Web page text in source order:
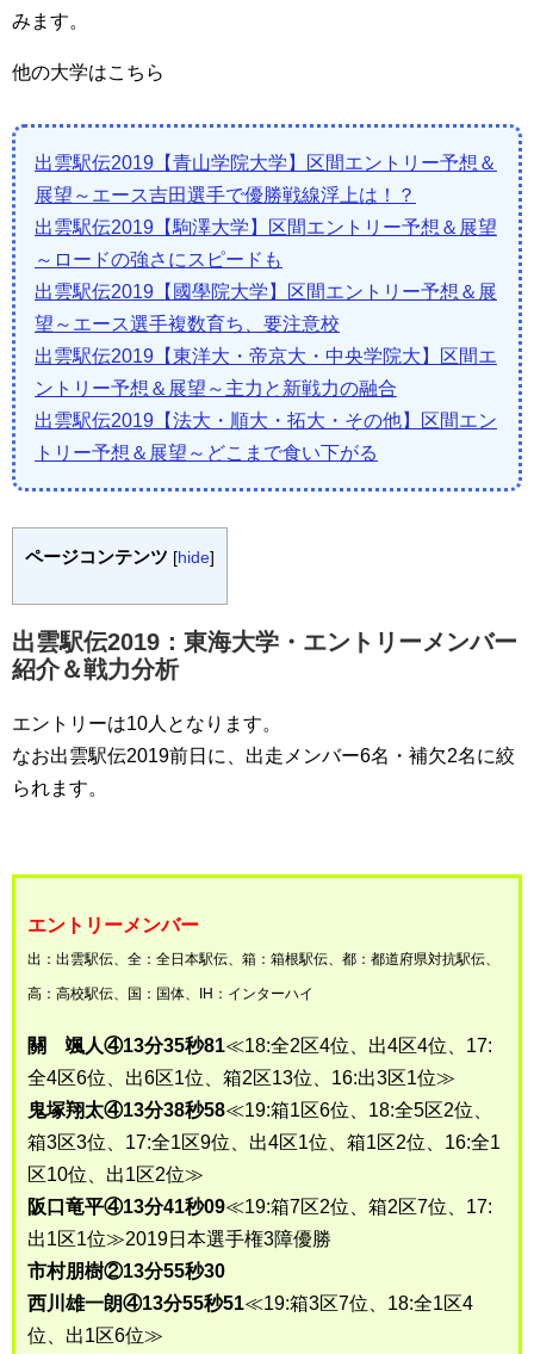
みます。
他の大学はこちら
出雲駅伝2019【青山学院大学】区間エントリー予想＆
展望～エース吉田選手で優勝戦線浮上は！？
出雲駅伝2019【駒澤大学】区間エントリー予想＆展望
～ロードの強さにスピードも
出雲駅伝2019【國學院大学】区間エントリー予想＆展
望～エース選手複数育ち、要注意校
出雲駅伝2019【東洋大・帝京大・中央学院大】区間エ
ントリー予想＆展望～主力と新戦力の融合
出雲駅伝2019【法大・順大・拓大・その他】区間エン
トリー予想＆展望～どこまで食い下がる
ページコンテンツ [hide]
出雲駅伝2019：東海大学・エントリーメンバー
紹介＆戦力分析
エントリーは10人となります。
なお出雲駅伝2019前日に、出走メンバー6名・補欠2名に絞
られます。
エントリーメンバー
出：出雲駅伝、全：全日本駅伝、箱：箱根駅伝、都：都道府県対抗駅伝、
高：高校駅伝、国：国体、IH：インターハイ
關 颯人④13分35秒81≪18:全2区4位、出4区4位、17:
全4区6位、出6区1位、箱2区13位、16:出3区1位≫
鬼塚翔太④13分38秒58≪19:箱1区6位、18:全5区2位、
箱3区3位、17:全1区9位、出4区1位、箱1区2位、16:全1
区10位、出1区2位≫
阪口竜平④13分41秒09≪19:箱7区2位、箱2区7位、17:
出1区1位≫2019日本選手権3障優勝
市村朋樹②13分55秒30
西川雄一朗④13分55秒51≪19:箱3区7位、18:全1区4
位、出1区6位≫